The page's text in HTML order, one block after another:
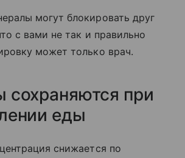
могут блокировать друг
с вами не так и правильно
может только врач.
сохраняются при
еды
снижается по